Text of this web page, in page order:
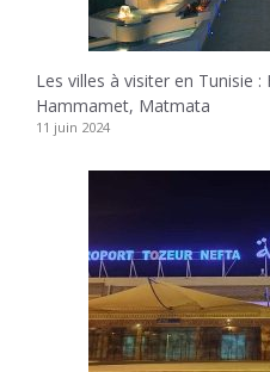
Les villes à visiter en Tunisie
Hammamet, Matmata
11 juin 2024